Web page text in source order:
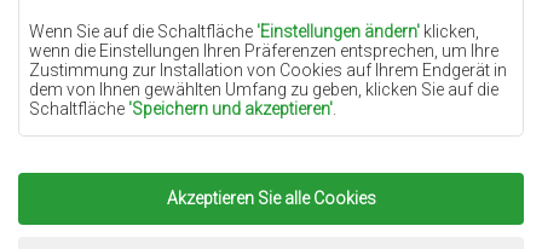
Wenn Sie auf die Schaltfläche 'Einstellungen ändern' klicken,
wenn die Einstellungen Ihren Präferenzen entsprechen, um Ihre
Zustimmung zur Installation von Cookies auf Ihrem Endgerät in
dem von Ihnen gewählten Umfang zu geben, klicken Sie auf die
Schaltfläche 'Speichern und akzeptieren'
Grundlage für die Verarbeitung das berechtigte Interesse des
Datenverwalters (TEPPICHECHEMEX) oder Dritter in Form der
Bereitstellung qualitativ hochwertiger Dienste auf unserer
Website und der Marketingaktivitäten des Datenverwalters und
Akzeptieren Sie alle Cookies
Teppiche Terrakotte
Teppiche Grün
Teppiche Golden
Copyright 2022Teppiche Chemex.Alle Rechte